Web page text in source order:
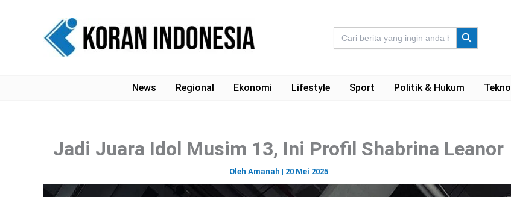
Search
for:
Search Button
News Regional Ekonomi Lifestyle Sport Politik & Hukum Tekno
Jadi Juara Idol Musim 13, Ini Profil Shabrina Leanor
Oleh Amanah | 20 Mei 2025